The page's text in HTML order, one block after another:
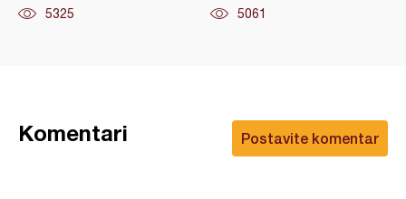
5325 5061
Postavite komentar
Komentari